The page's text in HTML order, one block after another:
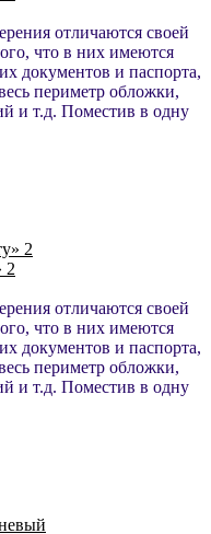
отличаются своей
что в них имеются
документов и паспорта,
периметр обложки,
и т.д. Поместив в одну
2
отличаются своей
что в них имеются
документов и паспорта,
периметр обложки,
и т.д. Поместив в одну